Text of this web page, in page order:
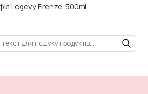
Logevy Firenze, 500ml